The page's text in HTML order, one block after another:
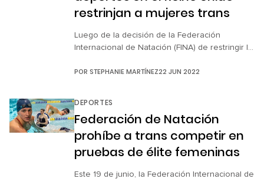
restrinjan a mujeres trans
Luego de la decisión de la Federación
Internacional de Natación (FINA) de restringir la
competencias de natación femenina de élite si
Deporte de Reino Unido, Nadine Dorries,
respaldó la decisión […]
POR STEPHANIE MARTÍNEZ22 JUN 2022
DEPORTES
Federación de Natación
prohíbe a trans competir en
pruebas de élite femeninas
Este 19 de junio, la Federación Internacional de